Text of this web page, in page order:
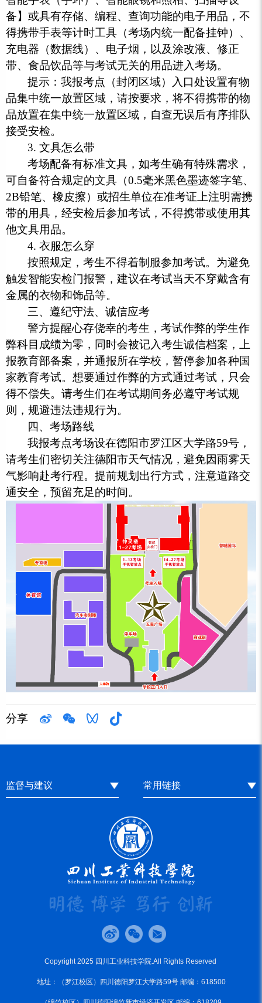
备】或具有存储、编程、查询功能的电子用品，不
得携带手表等计时工具（考场内统一配备挂钟）、
充电器（数据线）、电子烟，以及涂改液、修正
带、食品饮品等与考试无关的用品进入考场。
提示：我报考点（封闭区域）入口处设置有物
品集中统一放置区域，请按要求，将不得携带的物
品放置在集中统一放置区域，自查无误后有序排队
接受安检。
3. 文具怎么带
考场配备有标准文具，如考生确有特殊需求，
可自备符合规定的文具（0.5毫米黑色墨迹签字笔、
2B铅笔、橡皮擦）或招生单位在准考证上注明需携
带的用具，经安检后参加考试，不得携带或使用其
他文具用品。
4. 衣服怎么穿
按照规定，考生不得着制服参加考试。为避免
触发智能安检门报警，建议在考试当天不穿戴含有
金属的衣物和饰品等。
三、遵纪守法、诚信应考
警方提醒心存侥幸的考生，考试作弊的学生作
弊科目成绩为零，同时会被记入考生诚信档案，上
报教育部备案，并通报所在学校，暂停参加各种国
家教育考试。想要通过作弊的方式通过考试，只会
得不偿失。请考生们在考试期间务必遵守考试规
则，规避违法违规行为。
四、考场路线
我报考点考场设在德阳市罗江区大学路59号，
请考生们密切关注德阳市天气情况，避免因雨雾天
气影响赴考行程。提前规划出行方式，注意道路交
通安全，预留充足的时间。
分享
监督与建议 常用链接
Copyright 2025 四川工业科技学院.All Rights Reserved
地址：（罗江校区）四川德阳罗江大学路59号 邮编：618500